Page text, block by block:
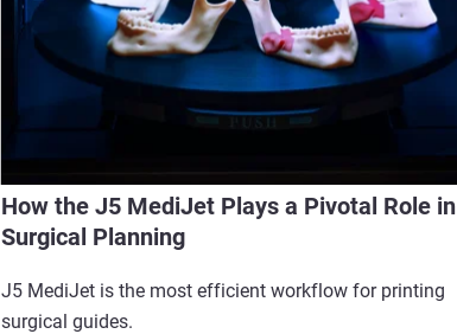
How the J5 MediJet Plays a Pivotal Role in
Surgical Planning
J5 MediJet is the most efficient workflow for printing
surgical guides.